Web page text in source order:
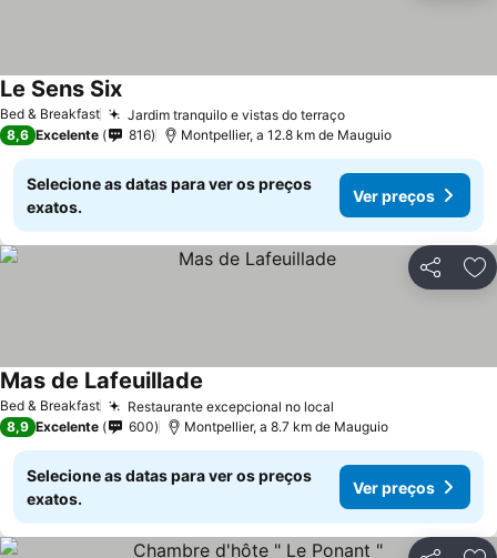
Bed & Breakfast Jardim tranquilo e vistas do terraço
Le Sens Six
8,6 Excelente 816 Montpellier, a 12.8 km de Mauguio
Selecione as datas para ver os preços
exatos.
Ver preços
Partilhar
Bed & Breakfast Restaurante excepcional no local
Mas de Lafeuillade
8,9 Excelente 600 Montpellier, a 8.7 km de Mauguio
Selecione as datas para ver os preços
exatos.
Ver preços